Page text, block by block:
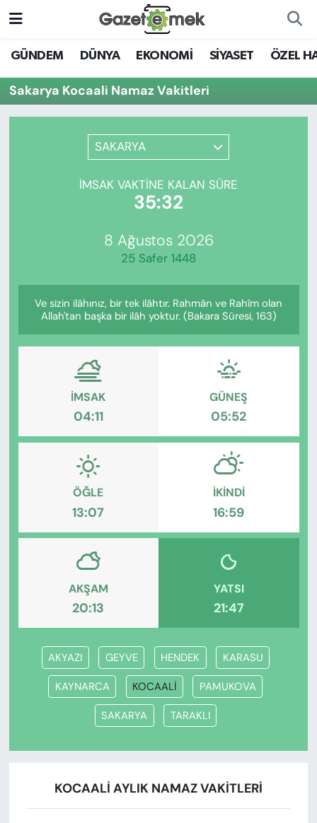
GÜNDEM DÜNYA EKONOMİ SİYASET ÖZEL
Sakarya Kocaali Namaz Vakitleri
SAKARYA
İMSAK VAKTINE KALAN SÜRE
35:32
8 Ağustos 2026
25 Safer 1448
Ve sizin ilâhınız, bir tek ilâhtır. Rahmân ve Rahîm olan
Allah'tan başka bir ilâh yoktur. (Bakara Sûresi, 163)
İMSAK
04:11
GÜNEŞ
05:52
ÖĞLE
13:07
İKINDI
16:59
AKŞAM
20:13
YATSI
21:47
AKYAZI GEYVE HENDEK KARASU
KAYNARCA KOCAALİ PAMUKOVA
SAKARYA TARAKLI
KOCAALİ AYLIK NAMAZ VAKITLERI
DÜNYA
EKONOMİ
YENİ MEDYADA EMEK
GAZETECİLİĞİNİ GELİŞTİRMEK
EĞİTİM
KADIN
SPOR
MAGAZİN
YAZAR KÖŞESİ
VAN VE DİYARBAKIR HABERLERİ
Nöbetçi Eczaneler
Hava Durumu
Trafik Durumu
Süper Lig Puan Durumu ve Fikstür
Tüm Manşetler
Haber Arşivi